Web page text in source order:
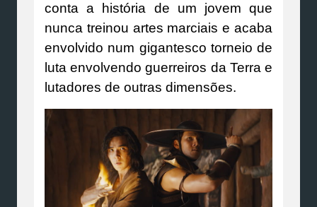
conta a história de um jovem que
nunca treinou artes marciais e acaba
envolvido num gigantesco torneio de
luta envolvendo guerreiros da Terra e
lutadores de outras dimensões.